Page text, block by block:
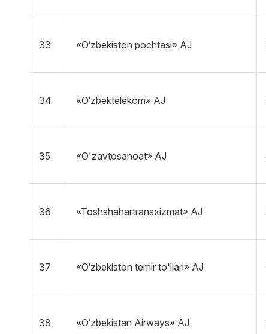
33 «O‘zbekiston pochtasi» AJ
34 «O‘zbektelekom» AJ
35 «O'zavtosanoat» AJ
36 «Toshshahartransxizmat» AJ
37 «O‘zbekiston temir to'llari» AJ
38 «O‘zbekistan Airways» AJ